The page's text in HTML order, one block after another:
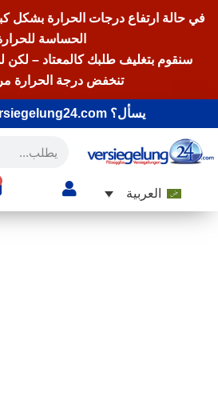
في حالة ارتفاع درجات الحرارة بشكل
الحساسة
سنقوم بتغليف طلبك كالمعتاد – لكن
تنخفض درجة الحرارة
يسأل؟ info@versiegelung24.com
العربية